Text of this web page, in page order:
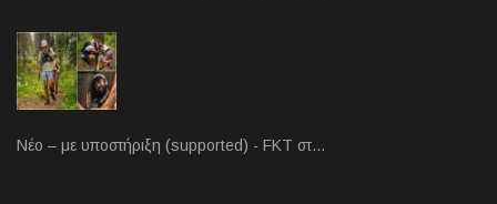
Νέο – με υποστήριξη (supported) - FKT στ…